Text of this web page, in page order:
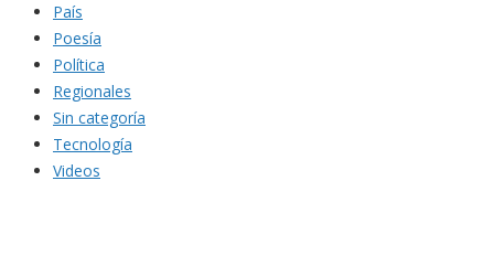
País
Poesía
Política
Regionales
Sin categoría
Tecnología
Videos